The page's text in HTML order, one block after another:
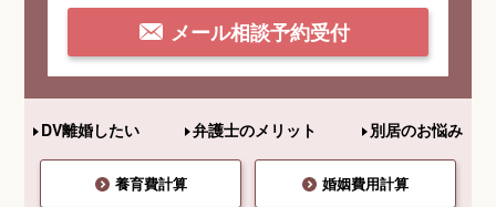
メール相談予約受付
DV離婚したい 弁護士のメリット 別居のお悩み
養育費計算 婚姻費用計算